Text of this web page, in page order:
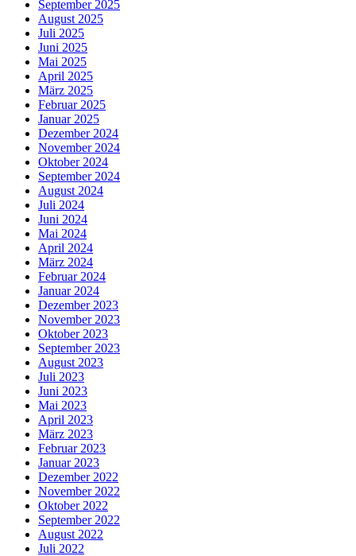
September 2025
August 2025
Juli 2025
Juni 2025
Mai 2025
April 2025
März 2025
Februar 2025
Januar 2025
Dezember 2024
November 2024
Oktober 2024
September 2024
August 2024
Juli 2024
Juni 2024
Mai 2024
April 2024
März 2024
Februar 2024
Januar 2024
Dezember 2023
November 2023
Oktober 2023
September 2023
August 2023
Juli 2023
Juni 2023
Mai 2023
April 2023
März 2023
Februar 2023
Januar 2023
Dezember 2022
November 2022
Oktober 2022
September 2022
August 2022
Juli 2022